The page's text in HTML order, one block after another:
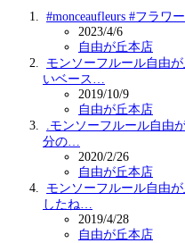
#monceaufleurs #フラワ
2023/4/6
自由が丘本店
モンソーフルール自由
いベース…
2019/10/9
自由が丘本店
.モンソーフルール自由
分の…
2020/2/26
自由が丘本店
モンソーフルール自由
したね️…
2019/4/28
自由が丘本店